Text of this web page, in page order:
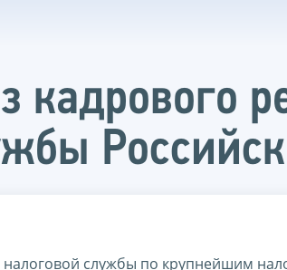
службы по крупнейшим